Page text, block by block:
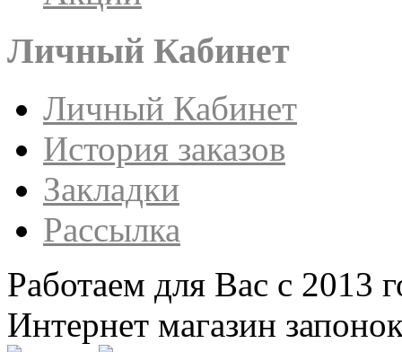
Личный Кабинет
Личный Кабинет
История заказов
Закладки
Рассылка
Работаем для Вас с 2013
Интернет магазин